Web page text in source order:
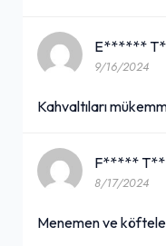
E******
9/16/2024
Kahvaltıları
F*****
8/17/2024
Menemen ve